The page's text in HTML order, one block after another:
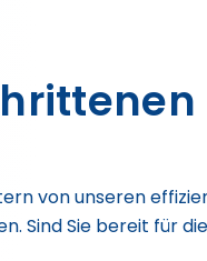
von unseren
Sind Sie bereit für